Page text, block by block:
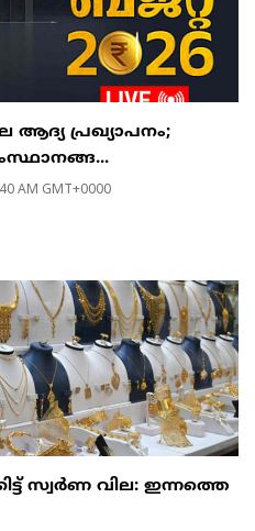
ആദ്യ പ്രഖ്യാപനം;
AM GMT+0000
സ്വര്‍ണ വില: ഇന്നത്തെ